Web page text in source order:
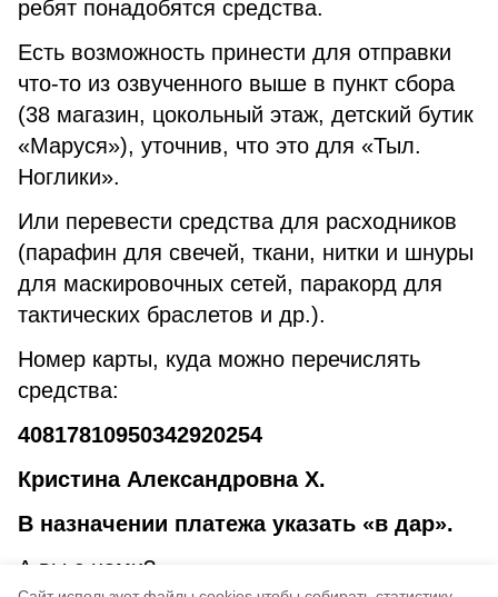
ребят понадобятся средства.
Есть возможность принести для отправки
что-то из озвученного выше в пункт сбора
(38 магазин, цокольный этаж, детский бутик
«Маруся»), уточнив, что это для «Тыл.
Ноглики».
Или перевести средства для расходников
(парафин для свечей, ткани, нитки и шнуры
для маскировочных сетей, паракорд для
тактических браслетов и др.).
Номер карты, куда можно перечислять
средства:
40817810950342920254
Кристина Александровна Х.
В назначении платежа указать «в дар».
А вы с нами?